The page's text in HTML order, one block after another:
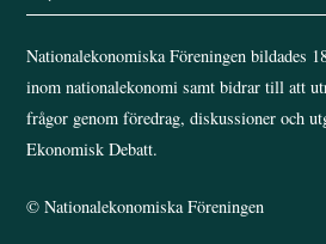
Nationalekonomiska Föreningen bildades
inom nationalekonomi samt bidrar till att
frågor genom föredrag, diskussioner och
Ekonomisk Debatt.
©Nationalekonomiska Föreningen